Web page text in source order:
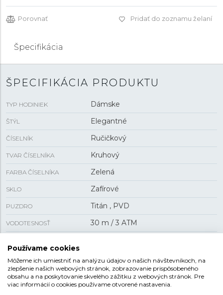
Porovnať Pridať do zoznamu želaní
Špecifikácia
ŠPECIFIKÁCIA PRODUKTU
TYP HODINIEK Dámske
ŠTÝL Elegantné
ČÍSELNÍK Ručičkový
TVAR ČÍSELNÍKA Kruhový
FARBA ČÍSELNÍKA Zelená
SKLO Zafírové
PUZDRO Titán , PVD
VODOTESNOSŤ 30 m / 3 ATM
HMOTNOSŤ 23 g
VEĽKOSŤ
Používame cookies
Môžeme ich umiestniť na analýzu údajov o našich návštevníkoch, na
zlepšenie našich webových stránok, zobrazovanie prispôsobeného
obsahu a na poskytovanie skvelého zážitku z webových stránok. Pre
viac informácií o cookies používame otvorené nastavenia.